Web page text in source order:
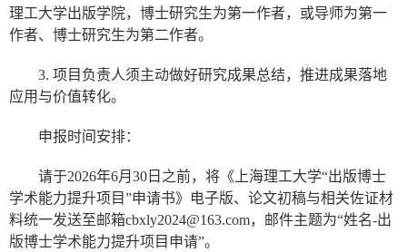
理工大学出版学院，博士研究生为第一作者，或导师为第一
作者、博士研究生为第二作者。
3. 项目负责人须主动做好研究成果总结，推进成果落地
应用与价值转化。
申报时间安排：
请于2026年6月30日之前，将《上海理工大学“出版博士
学术能力提升项目”申请书》电子版、论文初稿与相关佐证材
料统一发送至邮箱cbxly2024@163.com，邮件主题为“姓名-出
版博士学术能力提升项目申请”。